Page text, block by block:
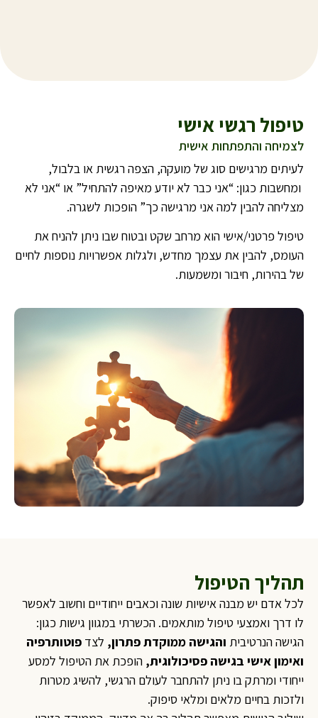
טיפול רגשי אישי
לצמיחה והתפתחות אישית
לעיתים מרגישים סוג של מועקה, הצפה רגשית או בלבול,
ומחשבות כגון: “אני כבר לא יודע מאיפה להתחיל” או “אני לא
מצליחה להבין למה אני מרגישה כך” הופכות לשגרה.
טיפול פרטני/אישי הוא מרחב שקט ובטוח שבו ניתן להניח את
העומס, להבין את עצמך מחדש, ולגלות אפשרויות נוספות לחיים
של בהירות, חיבור ומשמעות.
תהליך הטיפול
לכל אדם יש מבנה אישיות שונה וכאבים ייחודיים וחשוב לאפשר
לו דרך ואמצעי טיפול מותאמים. הכשרתי במגוון גישות כגון:
הגישה הנרטיבית והגישה ממוקדת פתרון, לצד פוטותרפיה
ואימון אישי בגישה פסיכולוגית, הופכת את הטיפול למסע
ייחודי ומרתק בו ניתן להתחבר לעולם הרגשי, להשיג מטרות
ולזכות בחיים מלאים ומלאי סיפוק.